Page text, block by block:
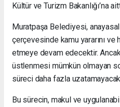
Kültür ve Turizm Bakanlığı’na
Muratpaşa Belediyesi,
çerçevesinde kamu yararını
etmeye devam edecektir.
üstlenmesi mümkün olmayan
süreci daha fazla
Bu sürecin, makul ve